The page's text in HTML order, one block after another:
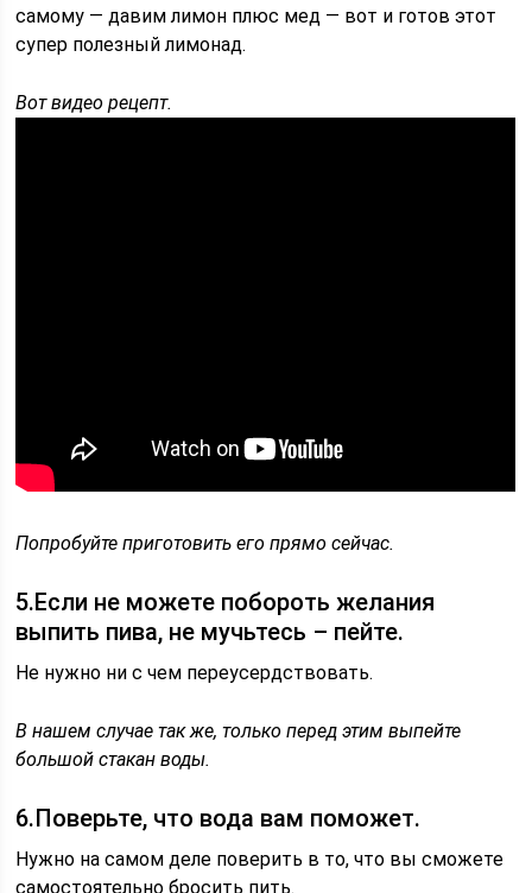
самому — давим лимон плюс мед — вот и готов этот
супер полезный лимонад.
Вот видео рецепт.
Попробуйте приготовить его прямо сейчас.
5.Если не можете побороть желания
выпить пива, не мучьтесь – пейте.
Не нужно ни с чем переусердствовать.
В нашем случае так же, только перед этим выпейте
большой стакан воды.
6.Поверьте, что вода вам поможет.
Нужно на самом деле поверить в то, что вы сможете
самостоятельно бросить пить.